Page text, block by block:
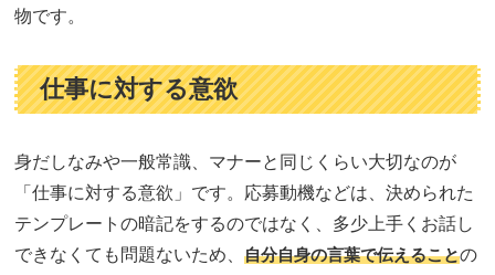
物です。
仕事に対する意欲
身だしなみや一般常識、マナーと同じくらい大切なのが
「仕事に対する意欲」です。応募動機などは、決められた
テンプレートの暗記をするのではなく、多少上手くお話し
できなくても問題ないため、自分自身の言葉で伝えることの